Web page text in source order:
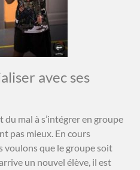
avec ses
mal à s’intégrer en groupe
pas mieux. En cours
voulons que le groupe soit
un nouvel élève, il est